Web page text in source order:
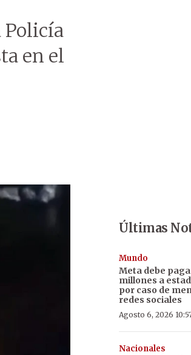
Policía
en el
Últimas
Mundo
Meta debe
millones a
por caso de
redes sociales
Agosto 6, 2026
Nacionales